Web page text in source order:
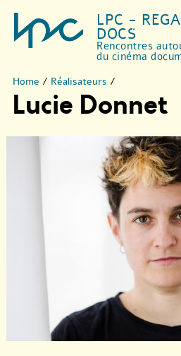
LPC -
DOCS
Rencontres
du cinéma
Home / Réalisateurs /
Lucie Donnet